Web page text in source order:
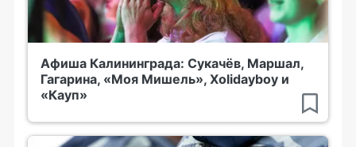
Афиша Калининграда: Сукачёв, Маршал,
Гагарина, «Моя Мишель», Xolidayboy и
«Кауп»